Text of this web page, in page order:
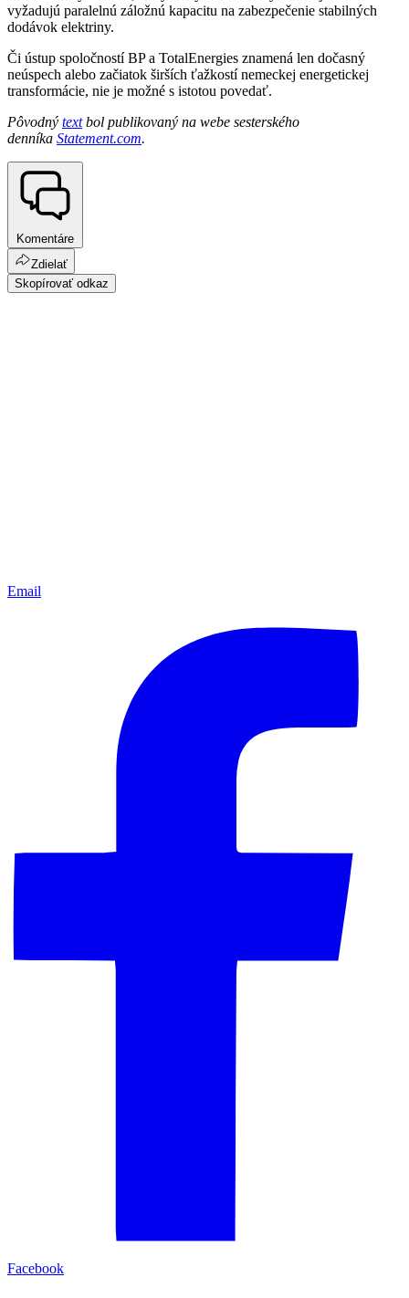
vyžadujú paralelnú záložnú kapacitu na zabezpečenie stabilných
dodávok elektriny.
Či ústup spoločností BP a TotalEnergies znamená len dočasný
neúspech alebo začiatok širších ťažkostí nemeckej energetickej
transformácie, nie je možné s istotou povedať.
Pôvodný textbol publikovaný na webe sesterského
denníka Statement.com.
Komentáre
Zdielať
Skopírovať odkaz
Email
Facebook